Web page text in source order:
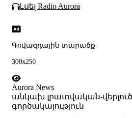
Լսել Radio Aurora
Գովազդային տարածք
300x250
Aurora News
անկախ լրատվական-
գործակալություն